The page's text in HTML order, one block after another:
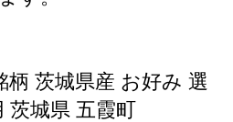
柄 茨城県産 お好み 選
茨城県 五霞町